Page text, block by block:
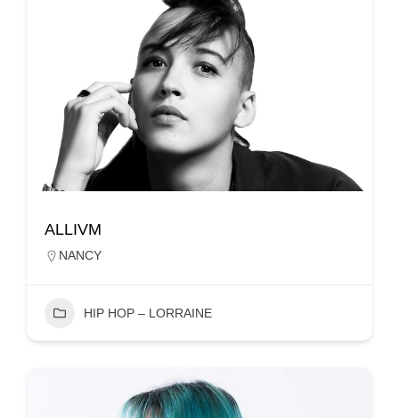
ALLIVM
NANCY
HIP HOP – LORRAINE